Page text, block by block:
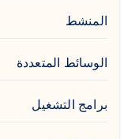
المنشط
الوسائط المتعددة
برامج التشغيل